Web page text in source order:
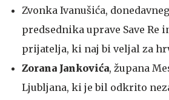
Zvonka Ivanušića,
predsednika uprave Save Re
prijatelja, ki naj bi veljal za
Zorana Jankovića, župana
Ljubljana, ki je bil odkrito